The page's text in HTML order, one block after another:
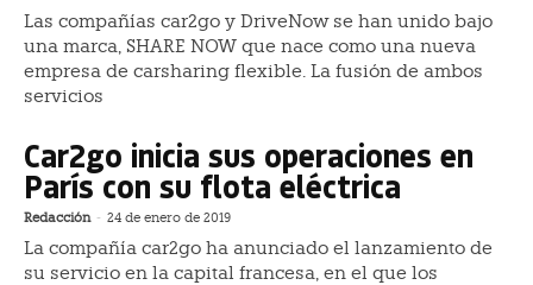
Las compañías car2go y DriveNow se han unido bajo
una marca, SHARE NOW que nace como una nueva
empresa de carsharing flexible. La fusión de ambos
servicios
Car2go inicia sus operaciones en
París con su flota eléctrica
Redacción - 24 de enero de 2019
La compañía car2go ha anunciado el lanzamiento de
su servicio en la capital francesa, en el que los